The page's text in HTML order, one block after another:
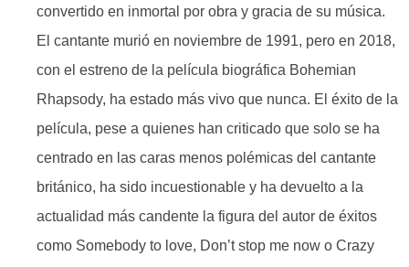
convertido en inmortal por obra y gracia de su música.
El cantante murió en noviembre de 1991, pero en 2018,
con el estreno de la película biográfica Bohemian
Rhapsody, ha estado más vivo que nunca. El éxito de la
película, pese a quienes han criticado que solo se ha
centrado en las caras menos polémicas del cantante
británico, ha sido incuestionable y ha devuelto a la
actualidad más candente la figura del autor de éxitos
como Somebody to love, Don’t stop me now o Crazy